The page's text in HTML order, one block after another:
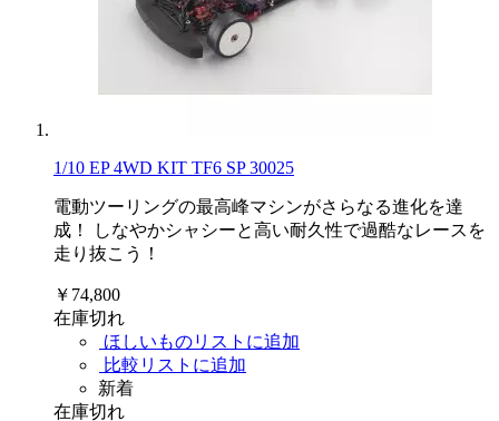
1/10 EP 4WD KIT TF6 SP 30025
電動ツーリングの最高峰マシンがさらなる進化を達
成！ しなやかシャシーと高い耐久性で過酷なレースを
走り抜こう！
￥74,800
在庫切れ
ほしいものリストに追加
比較リストに追加
新着
在庫切れ